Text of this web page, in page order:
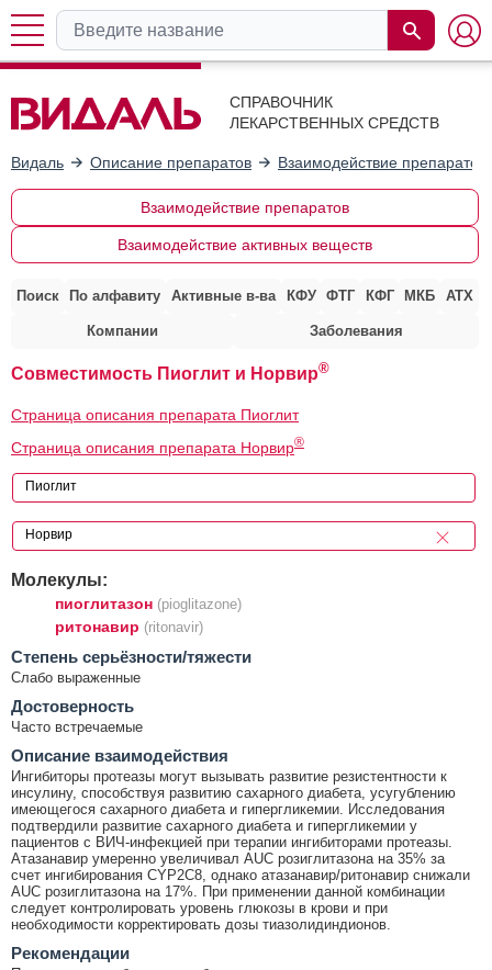
СПРАВОЧНИК
ЛЕКАРСТВЕННЫХ СРЕДСТВ
Видаль Описание препаратов Взаимодействие препаратов
Взаимодействие препаратов
Взаимодействие активных веществ
Поиск По алфавиту Активные в-ва КФУ ФТГ КФГ МКБ АТХ
Компании Заболевания
Совместимость Пиоглит и Норвир®
Страница описания препарата Пиоглит
Страница описания препарата Норвир®
Молекулы:
пиоглитазон (pioglitazone)
ритонавир (ritonavir)
Cтепень серьёзности/тяжести
Слабо выраженные
Достоверность
Часто встречаемые
Описание взаимодействия
Ингибиторы протеазы могут вызывать развитие резистентности к
инсулину, способствуя развитию сахарного диабета, усугублению
имеющегося сахарного диабета и гипергликемии. Исследования
подтвердили развитие сахарного диабета и гипергликемии у
пациентов с ВИЧ-инфекцией при терапии ингибиторами протеазы.
Атазанавир умеренно увеличивал AUC розиглитазона на 35% за
счет ингибирования CYP2C8, однако атазанавир/ритонавир снижали
AUC розиглитазона на 17%. При применении данной комбинации
следует контролировать уровень глюкозы в крови и при
необходимости корректировать дозы тиазолидиндионов.
Рекомендации